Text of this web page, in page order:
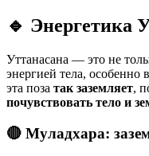
🔹 Энергетика
Уттанасана — это не
энергией тела,
эта поза так заземляет,
почувствовать тело и
🔴 Муладхара: